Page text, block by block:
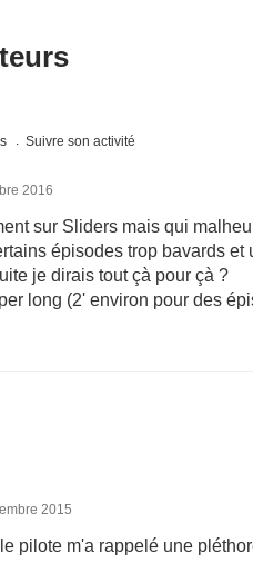
Suivre son activité
2016
sur Sliders mais qui
épisodes trop bavards
je dirais tout çà pour çà ?
long (2' environ pour des
2015
pilote m'a rappelé une